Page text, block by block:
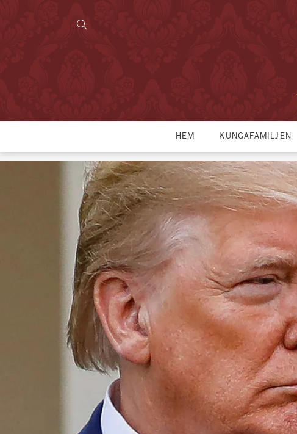
HEM KUNGAFAMILJEN